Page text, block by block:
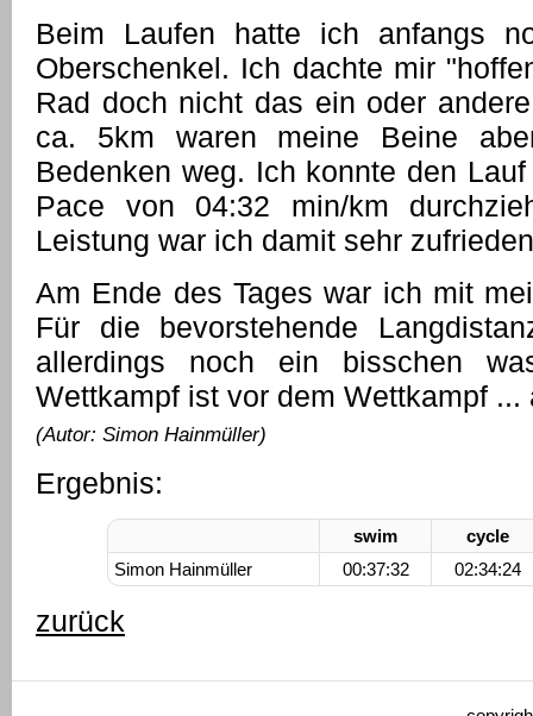
Beim Laufen hatte ich anfangs
Oberschenkel. Ich dachte mir
Rad doch nicht das ein oder
ca. 5km waren meine Beine
Bedenken weg. Ich konnte den
Pace von 04:32 min/km
Leistung war ich damit sehr
Am Ende des Tages war ich mit
Für die bevorstehende
allerdings noch ein bisschen
Wettkampf ist vor dem Wettkampf ...
(Autor: Simon Hainmüller)
Ergebnis:
swim
cycle
Simon Hainmüller
00:37:32 02:34:24
zurück